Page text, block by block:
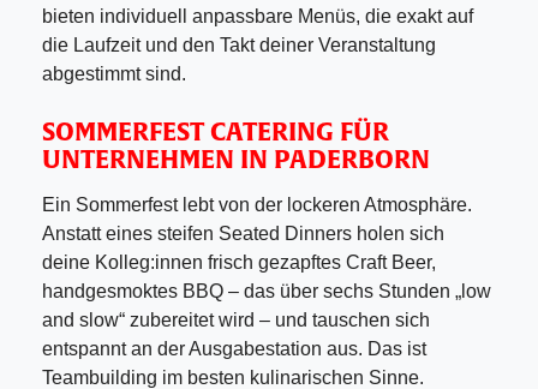
bieten individuell anpassbare Menüs, die exakt auf
die Laufzeit und den Takt deiner Veranstaltung
abgestimmt sind.
SOMMERFEST CATERING FÜR
UNTERNEHMEN IN PADERBORN
Ein Sommerfest lebt von der lockeren Atmosphäre.
Anstatt eines steifen Seated Dinners holen sich
deine Kolleg:innen frisch gezapftes Craft Beer,
handgesmoktes BBQ – das über sechs Stunden „low
and slow“ zubereitet wird – und tauschen sich
entspannt an der Ausgabestation aus. Das ist
Teambuilding im besten kulinarischen Sinne.